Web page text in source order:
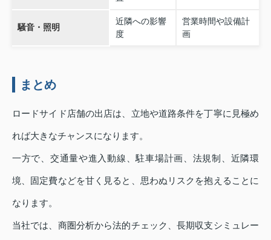
騒音・照明
近隣への影響
度
営業時間や設備計
画
まとめ
ロードサイド店舗の出店は、立地や道路条件を丁寧に見極め
れば大きなチャンスになります。
一方で、交通量や進入動線、駐車場計画、法規制、近隣環
境、固定費などを甘く見ると、思わぬリスクを抱えることに
なります。
当社では、商圏分析から法的チェック、長期収支シミュレー